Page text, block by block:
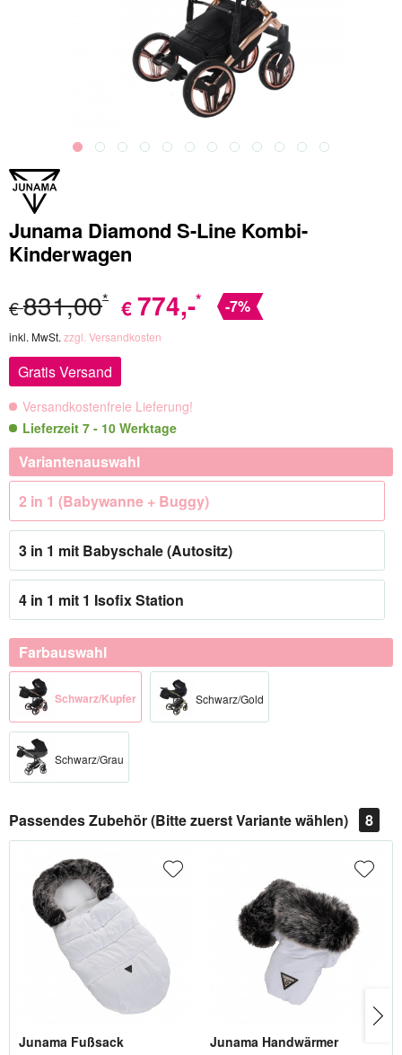
Junama Diamond S-Line Kombi-
Kinderwagen
€831,00* € 774,-* -7%
inkl. MwSt. zzgl. Versandkosten
Gratis Versand
Versandkostenfreie Lieferung!
Lieferzeit 7 - 10 Werktage
Variantenauswahl
2 in 1 (Babywanne + Buggy)
3 in 1 mit Babyschale (Autositz)
4 in 1 mit 1 Isofix Station
Farbauswahl
Schwarz/Kupfer Schwarz/Gold
Schwarz/Grau
Passendes Zubehör (Bitte zuerst Variante wählen) 8
Junama Fußsack
Junama Handwärmer